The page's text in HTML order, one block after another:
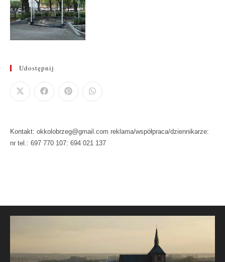
Udostępnij
Kontakt: okkolobrzeg@gmail.com reklama/współpraca/dziennikarze:
nr tel.: 697 770 107: 694 021 137